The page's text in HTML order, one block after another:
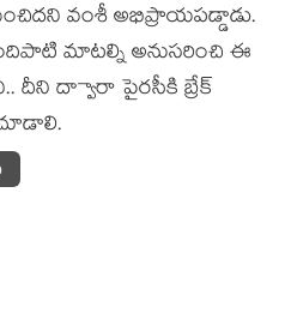
వంశీ అభిప్రాయపడ్డాడు.
మాటల్ని అనుసరించి ఈ
దీని ద్వాారా పైరసీకి బ్రేక్